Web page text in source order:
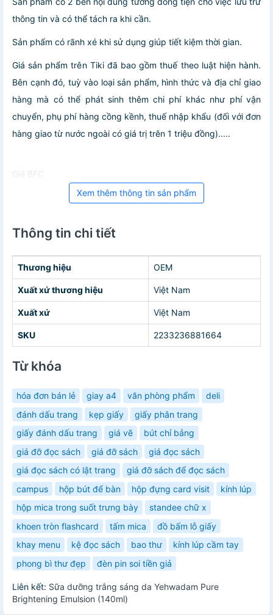
thông tin và có thể tách ra khi cần.
Sản phẩm có rãnh xé khi sử dụng giúp tiết kiệm thời gian.
Giá sản phẩm trên Tiki đã bao gồm thuế theo luật hiện hành.
Bên cạnh đó, tuỳ vào loại sản phẩm, hình thức và địa chỉ giao
hàng mà có thể phát sinh thêm chi phí khác như phí vận
chuyển, phụ phí hàng cồng kềnh, thuế nhập khẩu (đối với đơn
hàng giao từ nước ngoài có giá trị trên 1 triệu đồng).....
Giá BFC
Xem thêm thông tin sản phẩm
Thông tin chi tiết
Thương hiệu OEM
Xuất xứ thương hiệu Việt Nam
Xuất xứ Việt Nam
SKU 2233236881664
Từ khóa
hóa đơn bán lẻ giay a4 văn phòng phẩm
deli
đánh dấu trang
kẹp giấy
giấy phân trang
giấy đánh dấu trang
giá vẽ
bút chỉ bảng
giá đỡ đọc sách
giá đỡ sách
giá đọc sách
giá đọc sách có lật trang
giá đỡ sách để đọc sách
campus
hộp bút để bàn hộp đựng card visit
kính lúp
hộp mica trong suốt trưng bày
standee chữ x
khoen tròn flashcard
tấm mica
đồ bấm lỗ giấy
khay menu
kệ đọc sách bao thư
kính lúp cầm tay
phong bì thư đẹp
đèn pin soi tiền giả
Liên kết: Sữa dưỡng trắng sáng da Yehwadam Pure
Brightening Emulsion (140ml)